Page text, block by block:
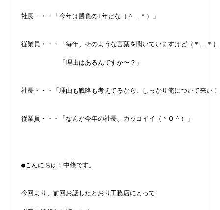
社長・・・「今年は勝負の1年だな（＾＿＾）」
従業員・・・「毎年、そのような言葉を聞いていますけど（＊＿＊
「理由はあるんですか〜？」
社長・・・「理由も戦略も考えてるから、しっかり俺について来い
従業員・・・「なんか今年の社長、カッコイイ（＾Ｏ＾）」
●こんにちは！中條です。
今回より、前回お話したとおり工務店にとって